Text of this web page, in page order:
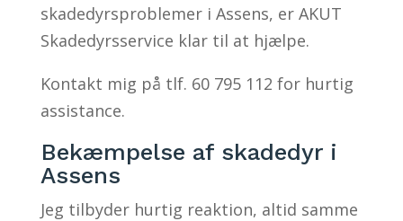
skadedyrsproblemer i Assens, er AKUT
Skadedyrsservice klar til at hjælpe.
Kontakt mig på tlf. 60 795 112 for hurtig
assistance.
Bekæmpelse af skadedyr i
Assens
Jeg tilbyder hurtig reaktion, altid samme